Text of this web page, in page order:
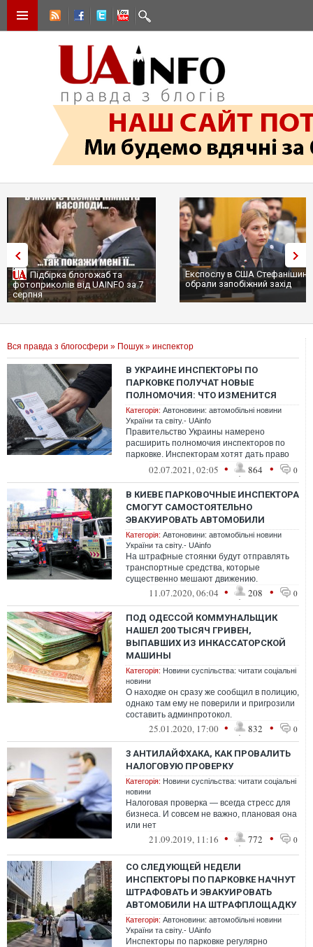
Підбірка блогожаб та
фотоприколів від UAINFO за 7
серпня
Експослу в США
обрали запобіжний захід
Вся правда з блогосфери » Пошук » инспектор
В УКРАИНЕ ИНСПЕКТОРЫ ПО
ПАРКОВКЕ ПОЛУЧАТ НОВЫЕ
ПОЛНОМОЧИЯ: ЧТО ИЗМЕНИТСЯ
Категорія: Автоновини: автомобільні новини
України та світу.- UAinfo
Правительство Украины намерено
расширить полномочия инспекторов по
парковке. Инспекторам хотят дать право
на рассмотрение дел об
административных прав...
02.07.2021, 02:05 • 864 • 0
В КИЕВЕ ПАРКОВОЧНЫЕ ИНСПЕКТОРА
СМОГУТ САМОСТОЯТЕЛЬНО
ЭВАКУИРОВАТЬ АВТОМОБИЛИ
Категорія: Автоновини: автомобільні новини
України та світу.- UAinfo
На штрафные стоянки будут отправлять
транспортные средства, которые
существенно мешают движению.
11.07.2020, 06:04 • 208 • 0
ПОД ОДЕССОЙ КОММУНАЛЬЩИК
НАШЕЛ 200 ТЫСЯЧ ГРИВЕН,
ВЫПАВШИХ ИЗ ИНКАССАТОРСКОЙ
МАШИНЫ
Категорія: Новини суспільства: читати соціальні
новини
О находке он сразу же сообщил в полицию,
однако там ему не поверили и пригрозили
составить админпротокол.
25.01.2020, 17:00 • 832 • 0
3 АНТИЛАЙФХАКА, КАК ПРОВАЛИТЬ
НАЛОГОВУЮ ПРОВЕРКУ
Категорія: Новини суспільства: читати соціальні
новини
Налоговая проверка — всегда стресс для
бизнеса. И совсем не важно, плановая она
или нет
21.09.2019, 11:16 • 772 • 0
СО СЛЕДУЮЩЕЙ НЕДЕЛИ
ИНСПЕКТОРЫ ПО ПАРКОВКЕ НАЧНУТ
ШТРАФОВАТЬ И ЭВАКУИРОВАТЬ
АВТОМОБИЛИ НА ШТРАФПЛОЩАДКУ
Категорія: Автоновини: автомобільні новини
України та світу.- UAinfo
Инспекторы по парковке регулярно